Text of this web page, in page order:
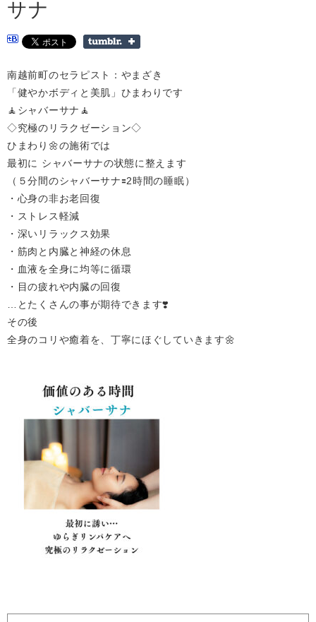
サナ
南越前町のセラピスト：やまざき
「健やかボディと美肌」ひまわりです
🧘シャバーサナ🧘
◇究極のリラクゼーション◇
ひまわり🌼の施術では
最初に シャバーサナの状態に整えます
（５分間のシャバーサナ🟰2時間の睡眠）
・心身の非お老回復
・ストレス軽減
・深いリラックス効果
・筋肉と内臓と神経の休息
・血液を全身に均等に循環
・目の疲れや内臓の回復
…とたくさんの事が期待できます❣️
その後
全身のコリや癒着を、丁寧にほぐしていきます🌼